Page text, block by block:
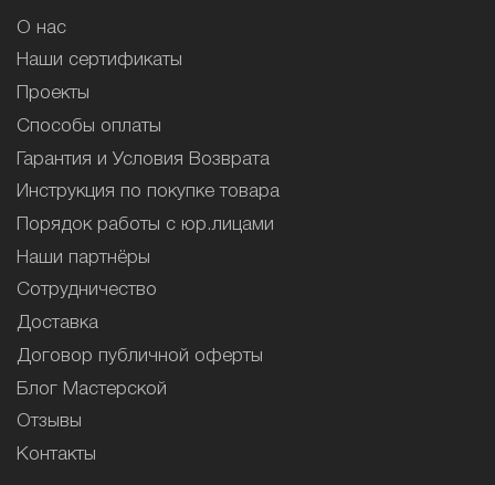
О нас
Наши сертификаты
Проекты
Способы оплаты
Гарантия и Условия Возврата
Инструкция по покупке товара
Порядок работы с юр.лицами
Наши партнёры
Сотрудничество
Доставка
Договор публичной оферты
Блог Мастерской
Отзывы
Контакты